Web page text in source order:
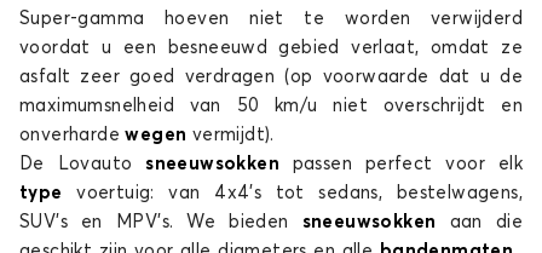
Super-gamma hoeven niet te worden verwijderd
voordat u een besneeuwd gebied verlaat, omdat ze
asfalt zeer goed verdragen (op voorwaarde dat u de
maximumsnelheid van 50 km/u niet overschrijdt en
onverharde wegen vermijdt).
De Lovautosneeuwsokken passen perfect voor elk
typevoertuig: van 4x4's tot sedans, bestelwagens,
SUV's en MPV’s. We bieden sneeuwsokken aan die